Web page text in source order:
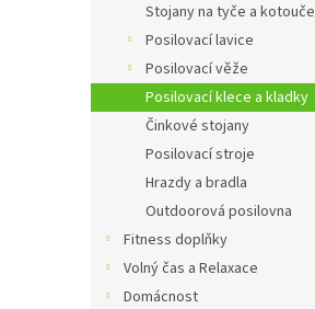
n
e
Stojany na tyče a kotouče
Posilovací lavice
Posilovací věže
Posilovací klece a kladky
Činkové stojany
Posilovací stroje
Hrazdy a bradla
Outdoorová posilovna
Fitness doplňky
Volný čas a Relaxace
Domácnost